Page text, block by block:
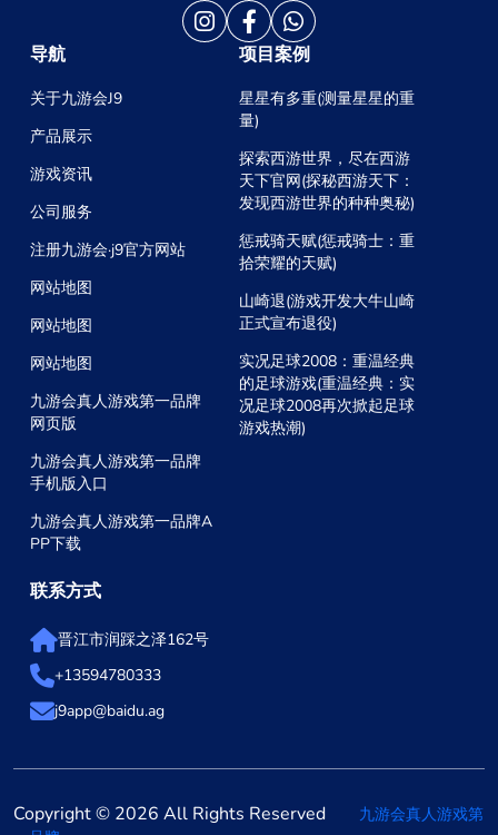
导航
关于九游会J9
产品展示
游戏资讯
公司服务
注册九游会·j9官方网站
网站地图
网站地图
网站地图
九游会真人游戏第一品牌
网页版
九游会真人游戏第一品牌
手机版入口
九游会真人游戏第一品牌A
PP下载
项目案例
星星有多重(测量星星的重
量)
探索西游世界，尽在西游
天下官网(探秘西游天下：
发现西游世界的种种奥秘)
惩戒骑天赋(惩戒骑士：重
拾荣耀的天赋)
山崎退(游戏开发大牛山崎
正式宣布退役)
实况足球2008：重温经典
的足球游戏(重温经典：实
况足球2008再次掀起足球
游戏热潮)
联系方式
晋江市润踩之泽162号
+13594780333
j9app@baidu.ag
Copyright © 2026 All Rights Reserved
九游会真人游戏第